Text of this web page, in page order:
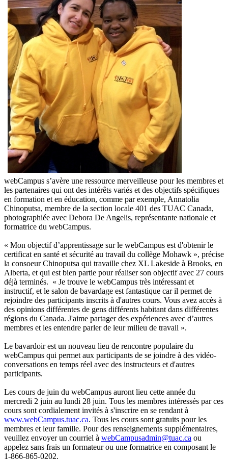
webCampus s’avère une ressource merveilleuse pour les membres et
les partenaires qui ont des intérêts variés et des objectifs spécifiques
en formation et en éducation, comme par exemple, Annatolia
Chinoputsa, membre de la section locale 401 des TUAC Canada,
photographiée avec Debora De Angelis, représentante nationale et
formatrice du webCampus.
« Mon objectif d’apprentissage sur le webCampus est d'obtenir le
certificat en santé et sécurité au travail du collège Mohawk », précise
la consoeur Chinoputsa qui travaille chez XL Lakeside à Brooks, en
Alberta, et qui est bien partie pour réaliser son objectif avec 27 cours
déjà terminés. « Je trouve le webCampus très intéressant et
instructif, et le salon de bavardage est fantastique car il permet de
rejoindre des participants inscrits à d'autres cours. Vous avez accès à
des opinions différentes de gens différents habitant dans différentes
régions du Canada. J'aime partager des expériences avec d’autres
membres et les entendre parler de leur milieu de travail ».
Le bavardoir est un nouveau lieu de rencontre populaire du
webCampus qui permet aux participants de se joindre à des vidéo-
conversations en temps réel avec des instructeurs et d'autres
participants.
Les cours de juin du webCampus auront lieu cette année du
mercredi 2 juin au lundi 28 juin. Tous les membres intéressés par ces
cours sont cordialement invités à s'inscrire en se rendant à
www.webCampus.tuac.ca. Tous les cours sont gratuits pour les
membres et leur famille. Pour des renseignements supplémentaires,
veuillez envoyer un courriel à webCampusadmin@tuac.ca ou
appelez sans frais un formateur ou une formatrice en composant le
1-866-865-0202.